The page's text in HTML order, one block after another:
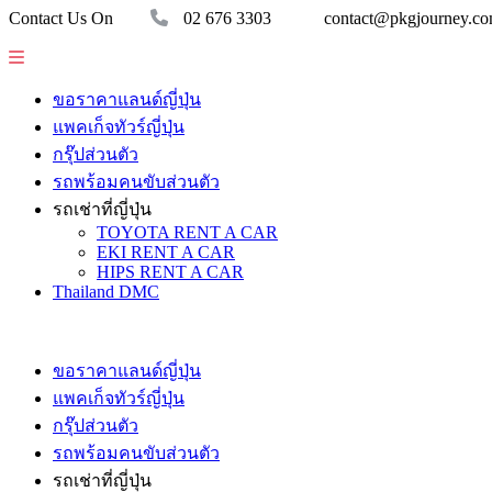
Contact Us On 02 676 3303
ขอราคาแลนด์ญี่ปุ่น
แพคเก็จทัวร์ญี่ปุ่น
กรุ๊ปส่วนตัว
รถพร้อมคนขับส่วนตัว
รถเช่าที่ญี่ปุ่น
TOYOTA RENT A CAR
EKI RENT A CAR
HIPS RENT A CAR
Thailand DMC
ขอราคาแลนด์ญี่ปุ่น
แพคเก็จทัวร์ญี่ปุ่น
กรุ๊ปส่วนตัว
รถพร้อมคนขับส่วนตัว
รถเช่าที่ญี่ปุ่น